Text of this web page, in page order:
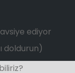
ediyor
doldurun)